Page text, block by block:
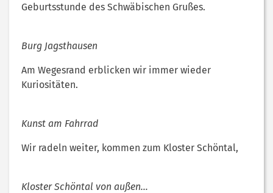
Geburtsstunde des Schwäbischen Grußes.
Burg Jagsthausen
Am Wegesrand erblicken wir immer wieder
Kuriositäten.
Kunst am Fahrrad
Wir radeln weiter, kommen zum Kloster Schöntal,
Kloster Schöntal von außen…